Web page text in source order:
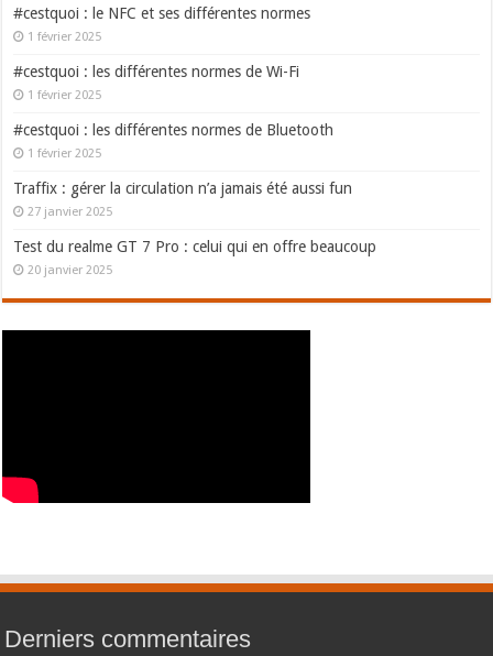
#cestquoi : le NFC et ses différentes normes
1 février 2025
#cestquoi : les différentes normes de Wi-Fi
1 février 2025
#cestquoi : les différentes normes de Bluetooth
1 février 2025
Traffix : gérer la circulation n’a jamais été aussi fun
27 janvier 2025
Test du realme GT 7 Pro : celui qui en offre beaucoup
20 janvier 2025
Derniers commentaires